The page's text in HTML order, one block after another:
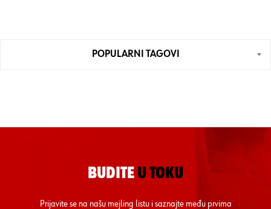
POPULARNI TAGOVI
BUDITE U TOKU
Prijavite se na našu mejling listu i saznajte među prvima